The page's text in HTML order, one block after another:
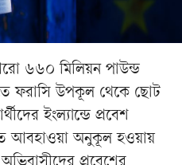
৬৬০ মিলিয়ন পাউন্ড
ফরাসি উপকূল থেকে ছোট
ইংল্যান্ডে প্রবেশ
আবহাওয়া অনুকূল হওয়ায়